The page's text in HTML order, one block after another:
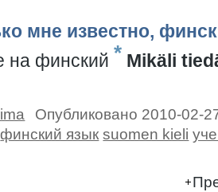
мне известно,
на финский * Mikäli
Опубликовано 2010-02-
финский язык suomen kieli